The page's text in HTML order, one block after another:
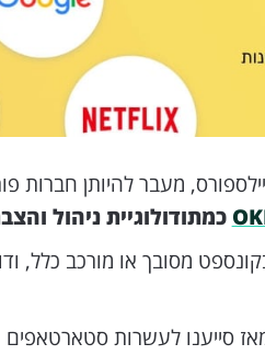
מעבר להיותן חברות
כמתודולוגיית ניהול
מסובך או מורכב כלל,
סייענו לעשרות סטארטאפים